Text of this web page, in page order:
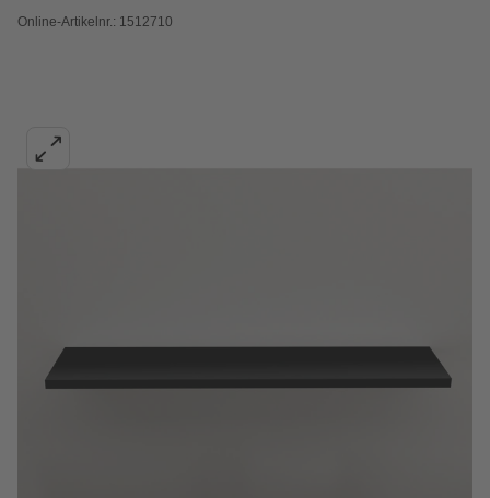
Online-Artikelnr.: 1512710